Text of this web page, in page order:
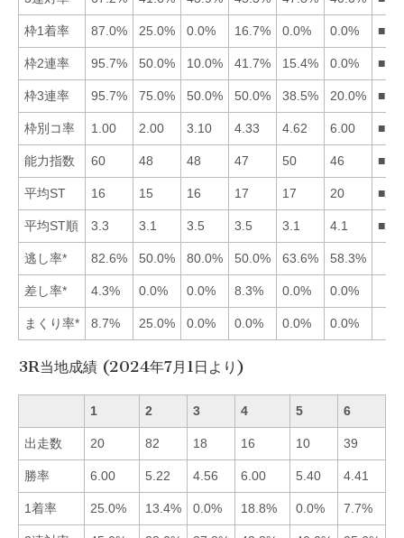
枠1着率 87.0% 25.0% 0.0% 16.7% 0.0% 0.0%
枠2連率 95.7% 50.0% 10.0% 41.7% 15.4% 0.0%
枠3連率 95.7% 75.0% 50.0% 50.0% 38.5% 20.0%
枠別コ率 1.00 2.00 3.10 4.33 4.62 6.00
能力指数 60 48 48 47 50 46
平均ST 16 15 16 17 17 20
平均ST順 3.3 3.1 3.5 3.5 3.1 4.1
逃し率* 82.6% 50.0% 80.0% 50.0% 63.6% 58.3%
差し率* 4.3% 0.0% 0.0% 8.3% 0.0% 0.0%
まくり率* 8.7% 25.0% 0.0% 0.0% 0.0% 0.0%
3R当地成績 (2024年7月1日より)
1 2 3 4 5 6
出走数 20 82 18 16 10 39
勝率 6.00 5.22 4.56 6.00 5.40 4.41
1着率 25.0% 13.4% 0.0% 18.8% 0.0% 7.7%